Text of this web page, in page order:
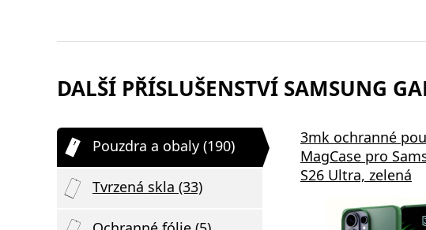
DALŠÍ PŘÍSLUŠENSTVÍ SAMSUNG
Pouzdra a obaly (190)
Tvrzená skla (33)
3mk ochranné
MagCase pro
S26 Ultra, zelená